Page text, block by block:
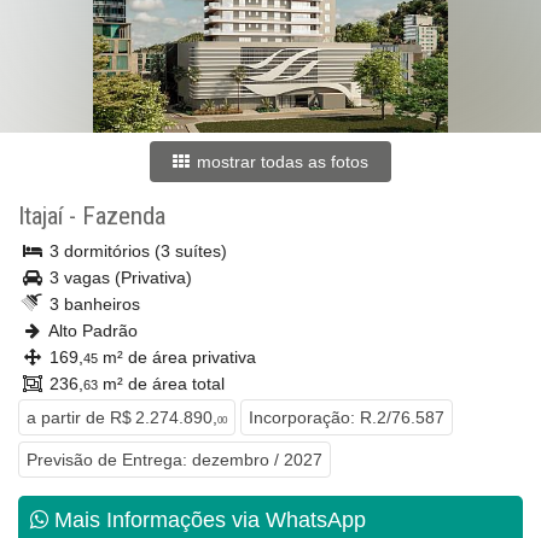
mostrar todas as fotos
Itajaí- Fazenda
3 dormitórios (3 suítes)
3 vagas (Privativa)
3 banheiros
Alto Padrão
169, 45 m² de área privativa
236, 63 m² de área total
a partir de R$ 2.274.890, 00 Incorporação: R.2/76.587
Previsão de Entrega: dezembro / 2027
Mais Informações via WhatsApp